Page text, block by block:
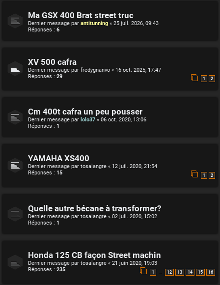
Ma GSX 400 Brat street truc
Dernier message par antitunning « 25 juil. 2026, 09:43
Réponses : 6
XV 500 cafra
Dernier message par fredygnanvo « 16 oct. 2025, 17:47
Réponses : 29 1 2
Cm 400t cafra un peu pousser
Dernier message par lolo37 « 06 oct. 2020, 13:06
Réponses : 1
YAMAHA XS400
Dernier message par tosalangre « 12 juil. 2020, 21:54
Réponses : 15 1 2
Quelle autre bécane à transformer?
Dernier message par tosalangre « 02 juil. 2020, 15:02
Réponses : 1
Honda 125 CB façon Street machin
Dernier message par tosalangre « 21 juin 2020, 19:03
Réponses : 235 1 12 13 14 15 16